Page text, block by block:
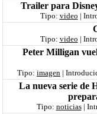
Trailer para
Tipo: video |
Tipo: video |
Peter Milligan
Tipo: imagen |
La nueva serie de
Tipo: noticias|